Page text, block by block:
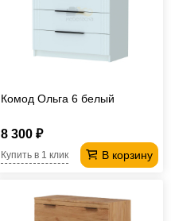
Комод Ольга 6 белый
8 300 ₽
В корзину
Купить в 1 клик